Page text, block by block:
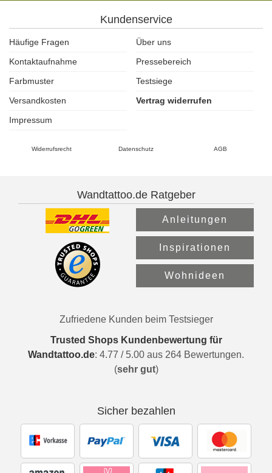
Kundenservice
Häufige Fragen
Über uns
Kontaktaufnahme
Pressebereich
Farbmuster
Testsiege
Versandkosten
Vertrag widerrufen
Impressum
Widerrufsrecht Datenschutz AGB
Wandtattoo.de Ratgeber
Anleitungen
Inspirationen
Wohnideen
Zufriedene Kunden beim Testsieger
Trusted Shops Kundenbewertung für
Wandtattoo.de: 4.77 / 5.00 aus 264 Bewertungen.
(sehr gut)
Sicher bezahlen